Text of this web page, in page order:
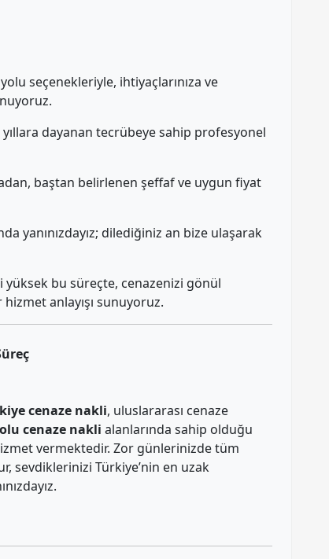
seçenekleriyle, ihtiyaçlarınıza ve
dayanan tecrübeye sahip profesyonel
baştan belirlenen şeffaf ve uygun fiyat
yanınızdayız; dilediğiniz an bize ulaşarak
yüksek bu süreçte, cenazenizi gönül
anlayışı sunuyoruz.
cenaze nakli, uluslararası cenaze
cenaze nakli alanlarında sahip olduğu
vermektedir. Zor günlerinizde tüm
sevdiklerinizi Türkiye’nin en uzak